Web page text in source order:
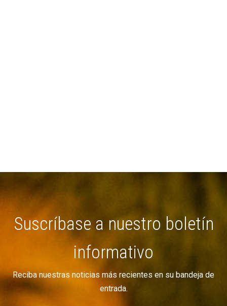
Suscríbase a nuestro boletín
informativo
Reciba nuestras noticias más recientes en su bandeja de
entrada.